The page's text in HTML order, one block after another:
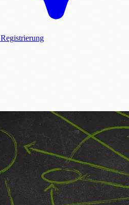
Registrierung